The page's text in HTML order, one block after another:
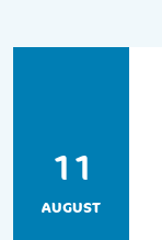
11
AUGUST